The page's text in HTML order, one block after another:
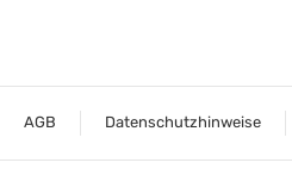
AGB Datenschutzhinweise